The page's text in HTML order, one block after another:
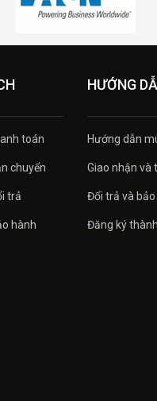
toán
chuyển
trả
hành
HƯỚNG
Hướng dẫn
Giao nhận và
Đổi trả và
Đăng ký